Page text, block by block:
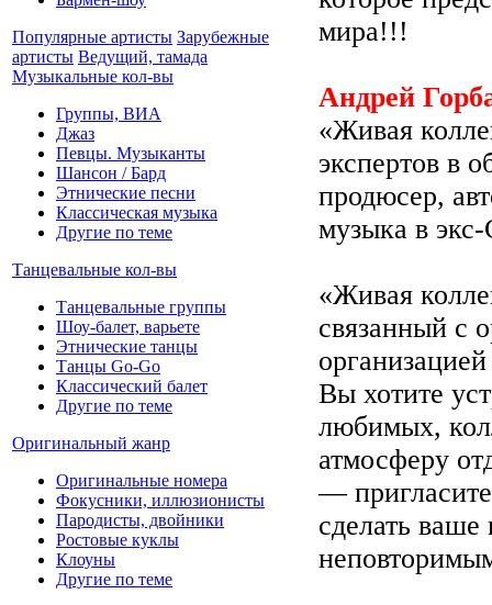
Популярные артисты Зарубежные
артисты Ведущий, тамада
Музыкальные кол-вы
Группы, ВИА
Джаз
Певцы. Музыканты
Шансон / Бард
Этнические песни
Классическая музыка
Другие по теме
Танцевальные кол-вы
Танцевальные группы
Шоу-балет, варьете
Этнические танцы
Танцы Go-Go
Классический балет
Другие по теме
Оригинальный жанр
Оригинальные номера
Фокусники, иллюзионисты
Пародисты, двойники
Ростовые куклы
Клоуны
Другие по теме
мира!!!
Андрей
«Живая
экспертов в
продюсер,
музыка в
«Живая
связанный с
Вы хотите
любимых,
атмосферу
—
сделать ваше